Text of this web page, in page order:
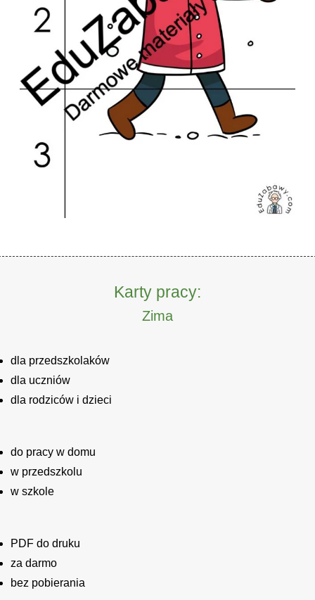
Karty pracy:
Zima
dla przedszkolaków
dla uczniów
dla rodziców i dzieci
do pracy w domu
w przedszkolu
w szkole
PDF do druku
za darmo
bez pobierania